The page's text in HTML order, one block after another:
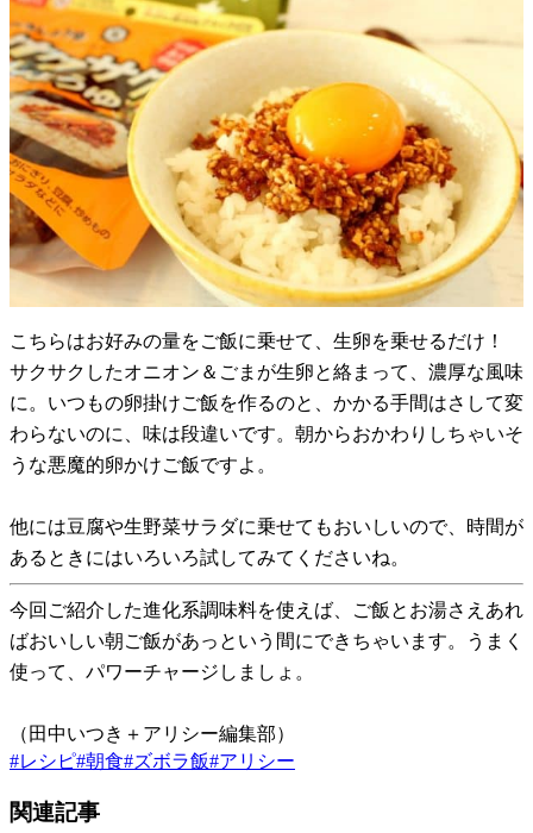
こちらはお好みの量をご飯に乗せて、生卵を乗せるだけ！
サクサクしたオニオン＆ごまが生卵と絡まって、濃厚な風味
に。いつもの卵掛けご飯を作るのと、かかる手間はさして変
わらないのに、味は段違いです。朝からおかわりしちゃいそ
うな悪魔的卵かけご飯ですよ。
他には豆腐や生野菜サラダに乗せてもおいしいので、時間が
あるときにはいろいろ試してみてくださいね。
今回ご紹介した進化系調味料を使えば、ご飯とお湯さえあれ
ばおいしい朝ご飯があっという間にできちゃいます。うまく
使って、パワーチャージしましょ。
（田中いつき＋アリシー編集部）
#レシピ#朝食#ズボラ飯#アリシー
関連記事